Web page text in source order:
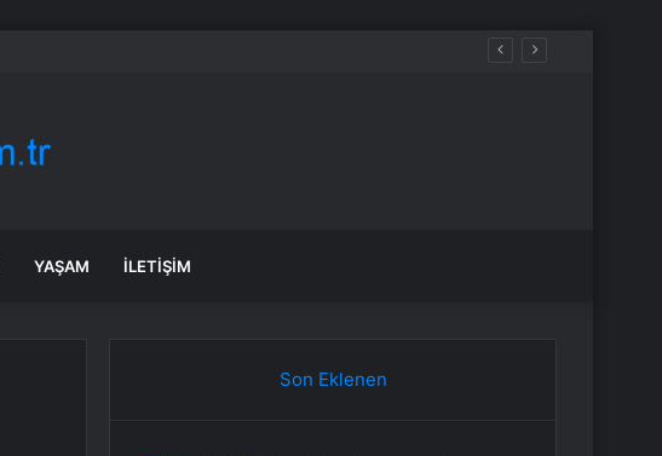
YAŞAM İLETIŞIM
Son Eklenen